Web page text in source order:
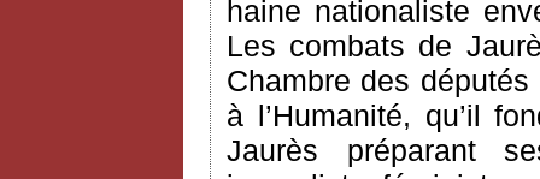
haine nationaliste
Les combats de
Chambre des
à l’Humanité, qu’il
Jaurès préparant